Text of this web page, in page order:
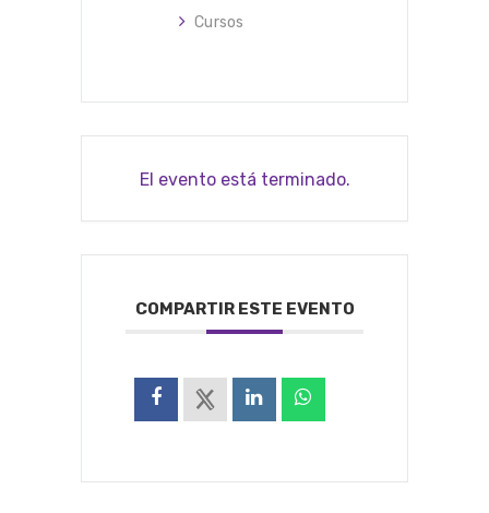
Cursos
El evento está terminado.
COMPARTIR ESTE EVENTO